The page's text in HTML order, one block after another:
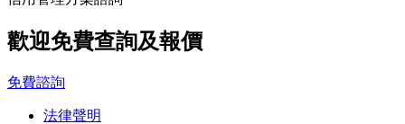
歡迎免費查詢及報價
免費諮詢
法律聲明